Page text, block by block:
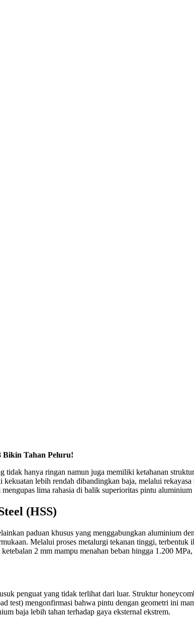
Bikin Tahan Peluru!
hanya ringan namun juga memiliki ketahanan
lebih rendah dibandingkan baja, melalui
lima rahasia di balik superioritas pintu
(HSS)
paduan khusus yang menggabungkan aluminium
Melalui proses metalurgi tekanan tinggi,
2 mm mampu menahan beban hingga 1.200 MPa,
penguat yang tidak terlihat dari luar. Struktur
test) mengonfirmasi bahwa pintu dengan geometri ini
baja lebih tahan terhadap gaya eksternal ekstrem.